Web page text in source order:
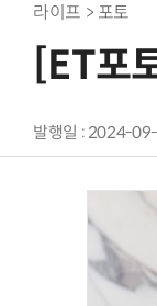
라이프 > 포토
[ET포
발행일 : 2024-